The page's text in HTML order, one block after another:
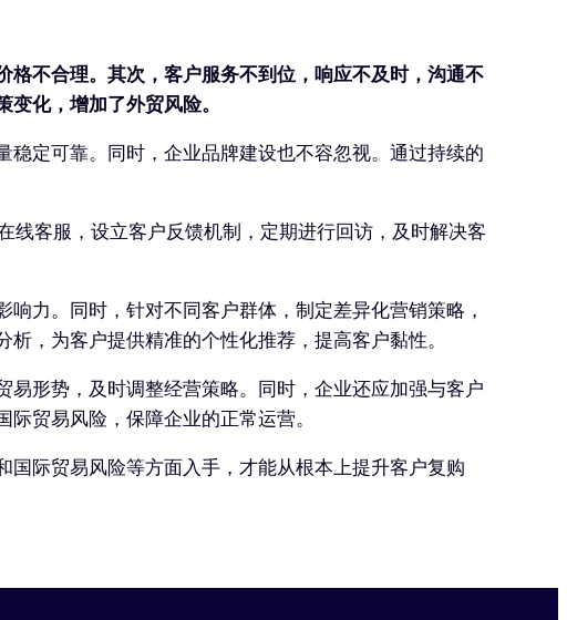
不合理。其次，客户服务不到位，响应不及时，沟通不
化，增加了外贸风险。
定可靠。同时，企业品牌建设也不容忽视。通过持续的
客服，设立客户反馈机制，定期进行回访，及时解决客
力。同时，针对不同客户群体，制定差异化营销策略，
，为客户提供精准的个性化推荐，提高客户黏性。
形势，及时调整经营策略。同时，企业还应加强与客户
贸易风险，保障企业的正常运营。
际贸易风险等方面入手，才能从根本上提升客户复购